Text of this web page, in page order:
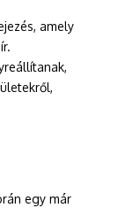
amely
egy már